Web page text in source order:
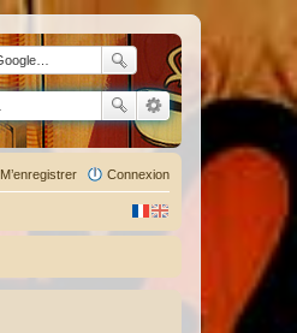
Connexion
M’enregistrer